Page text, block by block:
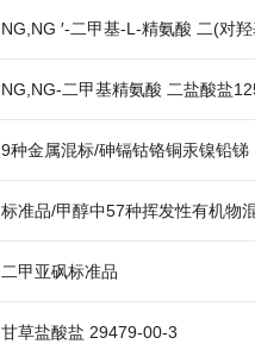
NG,NG ′-二甲基-L-精氨酸 二(对
NG,NG-二甲基精氨酸 二盐酸盐
9种金属混标/砷镉钴铬铜汞镍铅锑
标准品/甲醇中57种挥发性有机物
二甲亚砜标准品
甘草盐酸盐 29479-00-3